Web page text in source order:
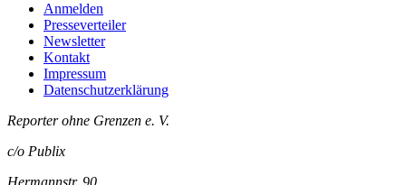
Anmelden
Presseverteiler
Newsletter
Kontakt
Impressum
Datenschutzerklärung
Reporter ohne Grenzen e. V.
c/o Publix
Hermannstr. 90